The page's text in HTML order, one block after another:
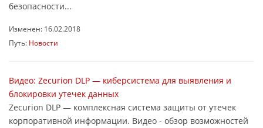
безопасности...
Изменен: 16.02.2018
Путь: Новости
Видео: Zecurion DLP — киберсистема для выявления и
блокировки утечек данных
Zecurion DLP — комплексная система защиты от утечек
корпоративной информации. Видео - обзор возможностей